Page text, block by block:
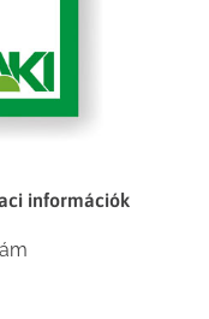
információk